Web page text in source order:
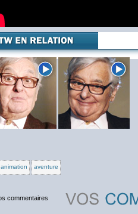
animation aventure